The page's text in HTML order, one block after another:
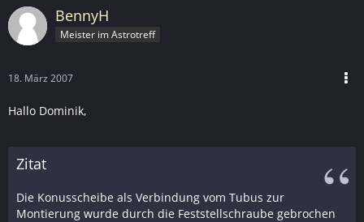
BennyH
Meister im Astrotreff
18. März 2007
Hallo Dominik,
Zitat
Die Konusscheibe als Verbindung vom Tubus zur
Montierung wurde durch die Feststellschraube gebrochen